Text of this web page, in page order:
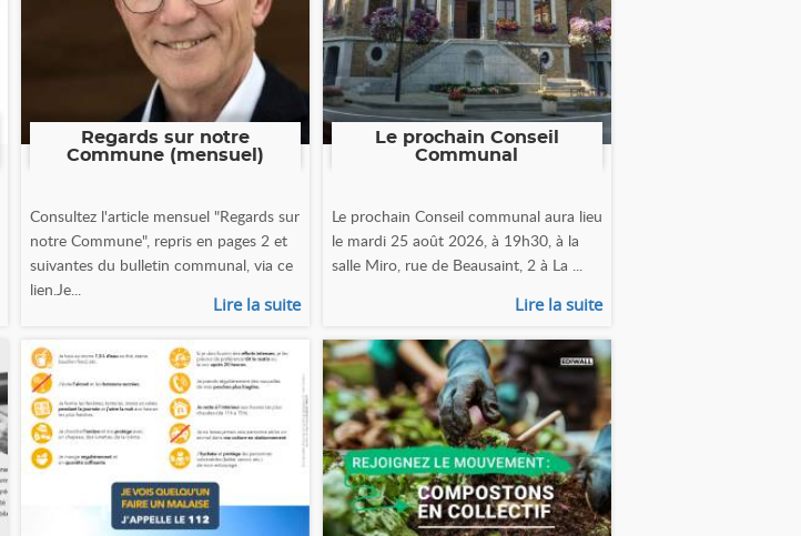
Regards sur notre
Commune (mensuel)
Consultez l'article mensuel "Regards sur
notre Commune", repris en pages 2 et
suivantes du bulletin communal, via ce
lien.Je...
Lire la suite
Le prochain Conseil
Communal
Le prochain Conseil communal aura lieu
le mardi 25 août 2026, à 19h30, à la
salle Miro, rue de Beausaint, 2 à La ...
Lire la suite